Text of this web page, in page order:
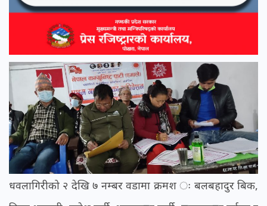
धवलागिरीको २ देखि ७ नम्बर वडामा क्रमश ः बलबहादुर बिक,